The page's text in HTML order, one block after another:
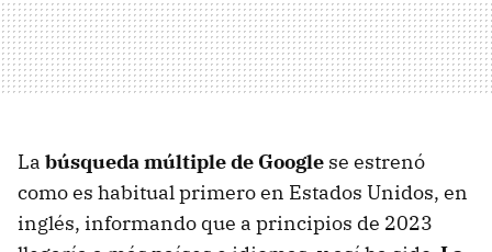
La búsqueda múltiple de Google se estrenó
como es habitual primero en Estados Unidos, en
inglés, informando que a principios de 2023